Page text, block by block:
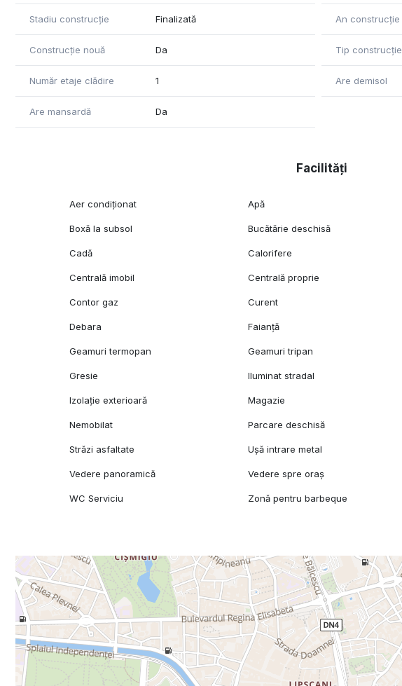
Stadiu construcție Finalizată An construcție
Construcție nouă Da Tip construcție
Număr etaje clădire 1 Are demisol
Are mansardă Da
Facilități
Aer condiționat Apă
Boxă la subsol Bucătărie deschisă
Cadă Calorifere
Centrală imobil Centrală proprie
Contor gaz Curent
Debara Faianță
Geamuri termopan Geamuri tripan
Gresie Iluminat stradal
Izolație exterioară Magazie
Nemobilat Parcare deschisă
Străzi asfaltate Ușă intrare metal
Vedere panoramică Vedere spre oraș
WC Serviciu Zonă pentru barbeque